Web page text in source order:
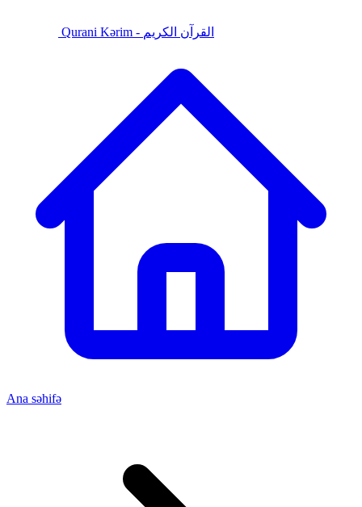
Qurani Kərim - القرآن الكريم
Ana səhifə